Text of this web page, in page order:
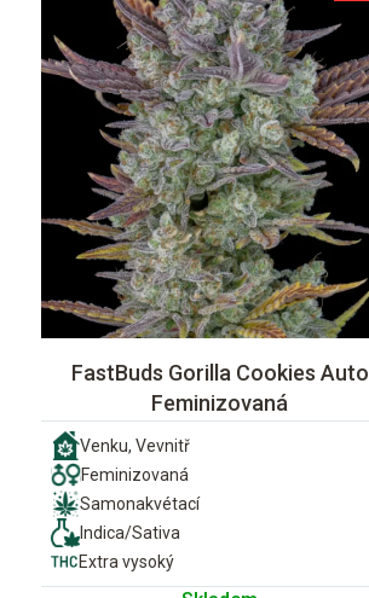
FastBuds Gorilla Cookies Auto
Feminizovaná
Venku, Vevnitř
Feminizovaná
Samonakvétací
Indica/Sativa
Extra vysoký